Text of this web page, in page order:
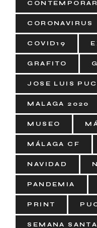
CORONAVIRUS
COVID19
GRAFITO
JOSE LUIS
MALAGA 2020
MUSEO
MÁLAGA CF
NAVIDAD
PANDEMIA
PRINT
SEMANA SANTA